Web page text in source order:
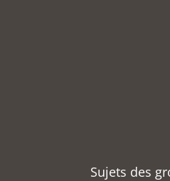
Sujets des